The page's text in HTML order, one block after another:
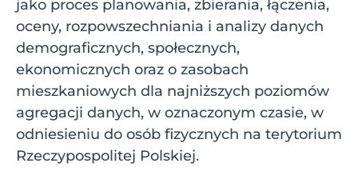
jako proces planowania, zbierania, łączenia,
oceny, rozpowszechniania i analizy danych
demograficznych, społecznych,
ekonomicznych oraz o zasobach
mieszkaniowych dla najniższych poziomów
agregacji danych, w oznaczonym czasie, w
odniesieniu do osób fizycznych na terytorium
Rzeczypospolitej Polskiej.